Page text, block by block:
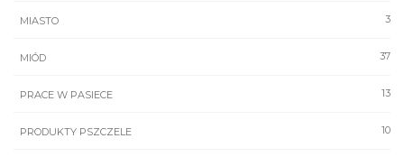
3
MIASTO
37
MIÓD
13
PRACE W PASIECE
10
PRODUKTY PSZCZELE